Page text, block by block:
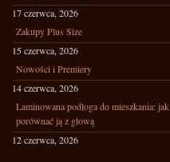
17 czerwca, 2026
Zakupy Plus Size
15 czerwca, 2026
Nowości i Premiery
14 czerwca, 2026
Laminowana podłoga do mieszkania: jak
porównać ją z głową
12 czerwca, 2026